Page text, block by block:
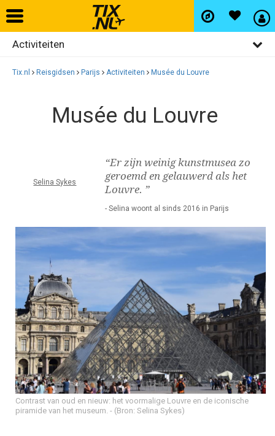
Home
Hotels
Activiteiten
Activiteiten
Algemeen
Restaurants
Tix.nl Reisgidsen Parijs Activiteiten Musée du Louvre
Musée du Louvre
Selina Sykes
“Er zijn weinig kunstmusea zo
geroemd en gelauwerd als het
Louvre. ”
- Selina woont al sinds 2016 in Parijs
Contrast van oud en nieuw: het voormalige Louvre en de iconische
piramide van het museum.
(Bron: Selina Sykes)